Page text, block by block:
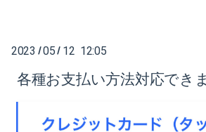
2023 /05 / 12 12:05
各種お支払い方法対応でき